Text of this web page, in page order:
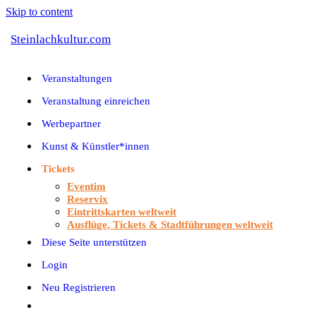
Skip to content
Steinlachkultur.com
Veranstaltungen
Veranstaltung einreichen
Werbepartner
Kunst & Künstler*innen
Tickets
Eventim
Reservix
Eintrittskarten weltweit
Ausflüge, Tickets & Stadtführungen weltweit
Diese Seite unterstützen
Login
Neu Registrieren